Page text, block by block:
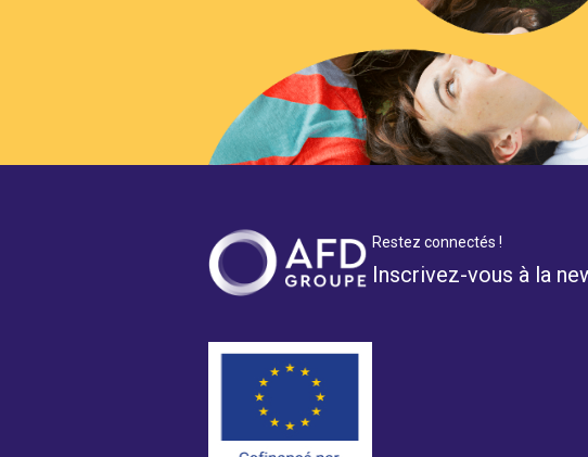
Restez connectés !
Inscrivez-vous à la